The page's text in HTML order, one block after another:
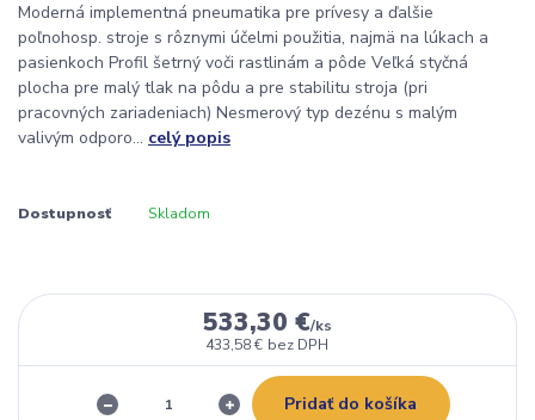
Moderná implementná pneumatika pre prívesy a ďalšie
poľnohosp. stroje s rôznymi účelmi použitia, najmä na lúkach a
pasienkoch Profil šetrný voči rastlinám a pôde Veľká styčná
plocha pre malý tlak na pôdu a pre stabilitu stroja (pri
pracovných zariadeniach) Nesmerový typ dezénu s malým
valivým odporo... celý popis
Dostupnosť Skladom
533,30 €/ks
433,58 € bez DPH
Pridať do košíka